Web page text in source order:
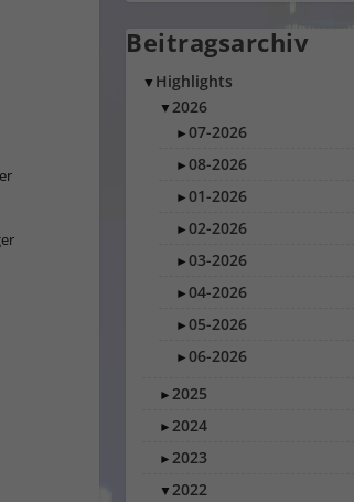
Beitragsarchiv
▼ Highlights
▼ 2026
►07-2026
►08-2026
►01-2026
►02-2026
►03-2026
►04-2026
►05-2026
►06-2026
► 2025
► 2024
► 2023
▼ 2022